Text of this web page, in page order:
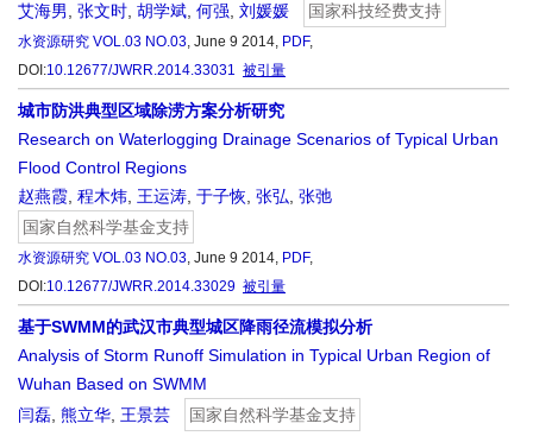
艾海男
张文时 胡学斌 何强 刘媛媛 国家科技经费支持
水资源研究 VOL.03 NO.03, June 9 2014, PDF,
DOI:10.12677/JWRR.2014.33031 被引量
城市防洪典型区域除涝方案分析研究
Research on Waterlogging Drainage Scenarios of Typical Urban
Flood Control Regions
赵燕霞 程木炜 王运涛 于子恢 张弘 张弛
国家自然科学基金支持
水资源研究 VOL.03 NO.03, June 9 2014, PDF,
DOI:10.12677/JWRR.2014.33029 被引量
基于SWMM的武汉市典型城区降雨径流模拟分析
Analysis of Storm Runoff Simulation in Typical Urban Region of
Wuhan Based on SWMM
闫磊 熊立华 王景芸 国家自然科学基金支持